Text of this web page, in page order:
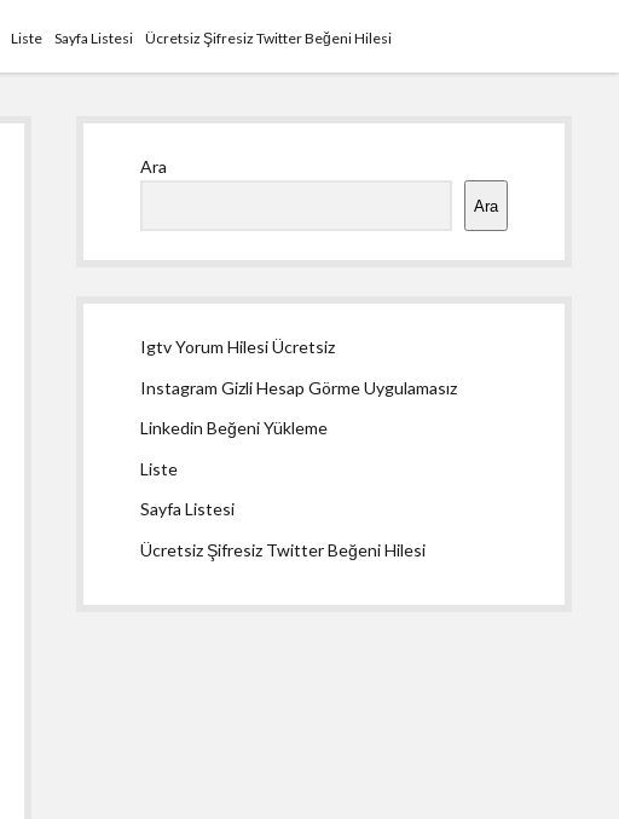
Liste Sayfa Listesi Ücretsiz Şifresiz Twitter Beğeni Hilesi
Ara
Ara
Igtv Yorum Hilesi Ücretsiz
Instagram Gizli Hesap Görme Uygulamasız
Linkedin Beğeni Yükleme
Liste
Sayfa Listesi
Ücretsiz Şifresiz Twitter Beğeni Hilesi